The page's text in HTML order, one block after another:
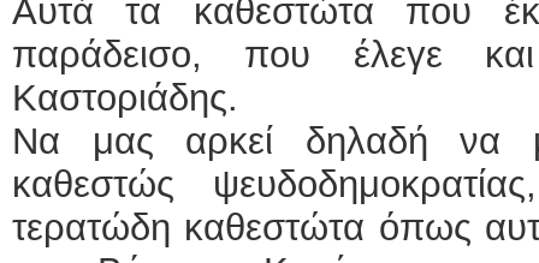
Αυτά τα καθεστώτα που
παράδεισο, που έλεγε
Καστοριάδης.
Να μας αρκεί δηλαδή να
καθεστώς
τερατώδη καθεστώτα όπως